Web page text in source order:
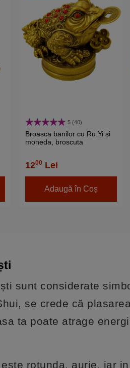
5 (40)
Broasca banilor cu Ru Yi și
moneda, broscuta
1200 Lei
Adaugă în Coș
sunt considerate
se crede că
ta poate atrage
este rotunda, aurie, iar